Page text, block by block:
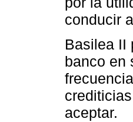
conducir
Basilea II
banco en
aceptar.